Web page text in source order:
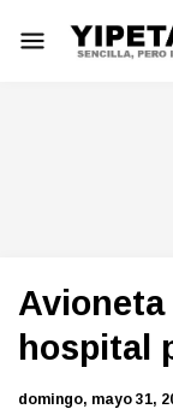
hospital
domingo, mayo 31,